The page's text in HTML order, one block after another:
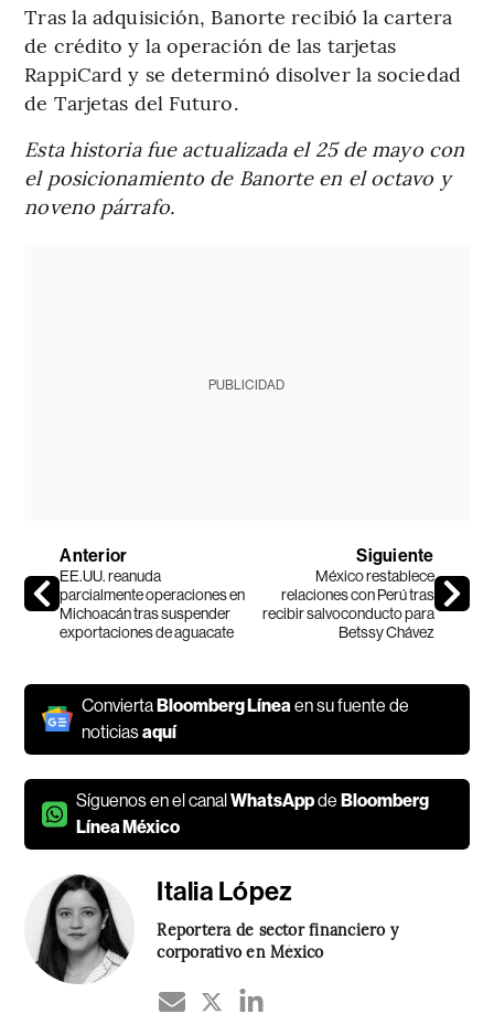
Tras la adquisición, Banorte recibió la cartera
de crédito y la operación de las tarjetas
RappiCard y se determinó disolver la sociedad
de Tarjetas del Futuro.
Esta historia fue actualizada el 25 de mayo con
el posicionamiento de Banorte en el octavo y
noveno párrafo.
PUBLICIDAD
Anterior
EE.UU. reanuda
parcialmente operaciones en
Michoacán tras suspender
exportaciones de aguacate
Siguiente
México restablece
relaciones con Perú tras
recibir salvoconducto para
Betssy Chávez
ConviertaBloomberg Línea en su fuente de
noticiasaquí
Síguenos en el canalWhatsAppdeBloomberg
Línea México
Italia López
Reportera de sector financiero y
corporativo en México